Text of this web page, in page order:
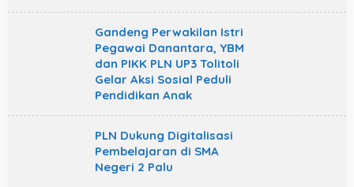
Gandeng Perwakilan Istri
Pegawai Danantara, YBM
dan PIKK PLN UP3 Tolitoli
Gelar Aksi Sosial Peduli
Pendidikan Anak
PLN Dukung Digitalisasi
Pembelajaran di SMA
Negeri 2 Palu